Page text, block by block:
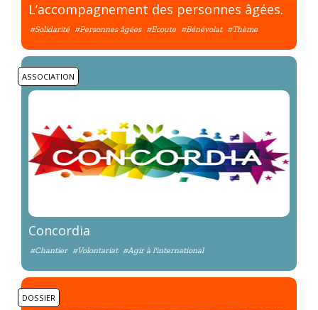
L’accompagnement des personnes âgées.
#Solidarité #Personnes âgées #Ecoute #Bénévolat #Thème
ASSOCIATION
Concordia
#Chantier #Volontariat #Agir à l'international
DOSSIER